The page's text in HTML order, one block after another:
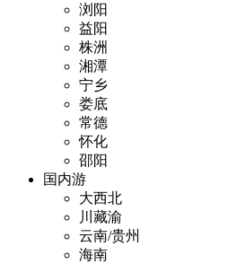
浏阳
益阳
株洲
湘潭
宁乡
娄底
常德
怀化
邵阳
国内游
大西北
川藏渝
云南/贵州
海南